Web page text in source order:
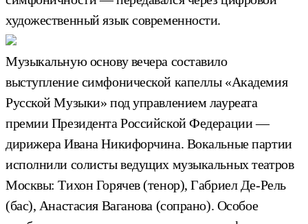
художественный язык современности.
Музыкальную основу вечера составило
выступление симфонической капеллы «Академия
Русской Музыки» под управлением лауреата
премии Президента Российской Федерации —
дирижера Ивана Никифорчина. Вокальные партии
исполнили солисты ведущих музыкальных театров
Москвы: Тихон Горячев (тенор), Габриел Де-Рель
(бас), Анастасия Ваганова (сопрано). Особое